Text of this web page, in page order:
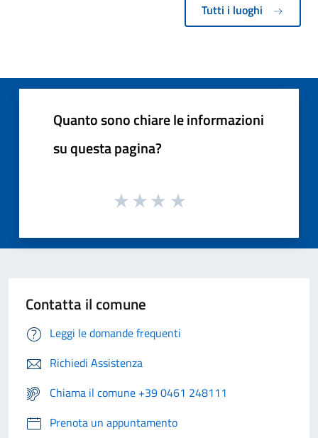
Tutti i luoghi
Quanto sono chiare le informazioni
su questa pagina?
Contatta il comune
Leggi le domande frequenti
Richiedi Assistenza
Chiama il comune +39 0461 248111
Prenota un appuntamento